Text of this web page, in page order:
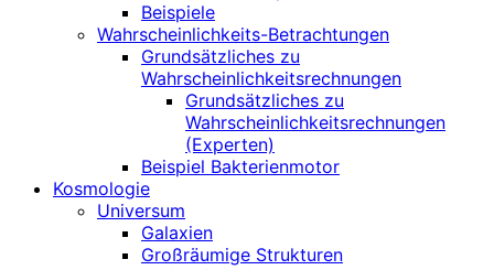
Beispiele
Wahrscheinlichkeits-Betrachtungen
Grundsätzliches zu
Wahrscheinlichkeitsrechnungen
Grundsätzliches zu
Wahrscheinlichkeitsrechnungen
(Experten)
Beispiel Bakterienmotor
Kosmologie
Universum
Galaxien
Großräumige Strukturen